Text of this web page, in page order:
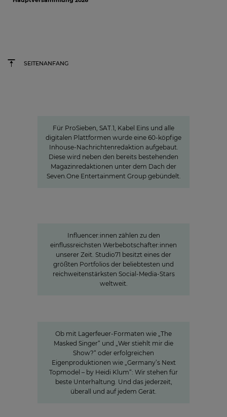
SEITENANFANG
Für ProSieben, SAT.1, Kabel Eins und alle
digitalen Plattformen wurde eine 60-köpfige
Inhouse-Nachrichtenredaktion aufgebaut.
Diese wird neben den bereits bestehenden
Magazinredaktionen unter dem Dach der
Seven.One Entertainment Group gebündelt.
Influencer:innen zählen zu den
einflussreichsten Werbebotschafter:innen
unserer Zeit. Studio71 besitzt eines der
größten Portfolios der beliebtesten und
reichweitenstärksten Social-Media-Stars
weltweit.
Ob mit Lagerfeuer-Formaten wie „The
Masked Singer“ und „Wer stiehlt mir die
Show?“ oder erfolgreichen
Eigenproduktionen wie „Germany’s Next
Topmodel – by Heidi Klum“: Wir stehen für
beste Unterhaltung. Und das jederzeit,
überall und auf jedem Gerät.